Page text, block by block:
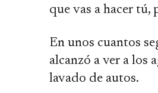
que vas a hacer tú,
En unos cuantos
alcanzó a ver a los
lavado de autos.